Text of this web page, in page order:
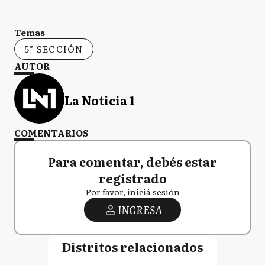
Temas
5° SECCIÓN
AUTOR
La Noticia 1
COMENTARIOS
Para comentar, debés estar
registrado
Por favor, iniciá sesión
INGRESA
Distritos relacionados